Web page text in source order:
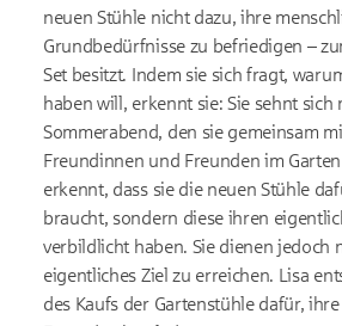
neuen Stühle nicht dazu, ihre
Grundbedürfnisse zu befriedigen –
Set besitzt. Indem sie sich fragt,
haben will, erkennt sie: Sie sehnt sich
Sommerabend, den sie gemeinsam
Freundinnen und Freunden im
erkennt, dass sie die neuen Stühle
braucht, sondern diese ihren
verbildlicht haben. Sie dienen jedoch
eigentliches Ziel zu erreichen. Lisa
des Kaufs der Gartenstühle dafür,